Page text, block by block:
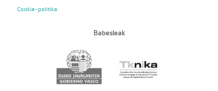
Cookie-politika
Babesleak